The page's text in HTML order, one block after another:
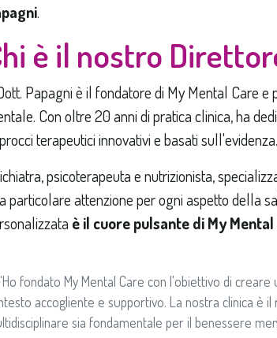
.
è il nostro
Papagni è il fondatore di My Mental Care
Con oltre 20 anni di pratica clinica, ha
terapeutici innovativi e basati sull'evidenza.
psicoterapeuta e nutrizionista,
particolare attenzione per ogni aspetto della
è il cuore pulsante di My
"Ho fondato My Mental Care con l'obiettivo di
accogliente e supportivo. La nostra clinica è
sia fondamentale per il benessere